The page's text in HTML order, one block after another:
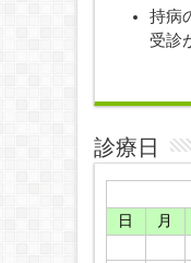
持病
受診
診療日
日
月